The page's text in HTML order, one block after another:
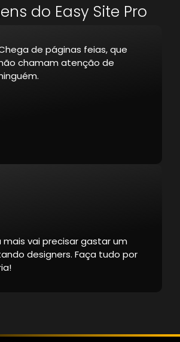
do Easy Site Pro
de páginas feias, que
chamam atenção de
mais vai precisar gastar um
designers. Faça tudo por